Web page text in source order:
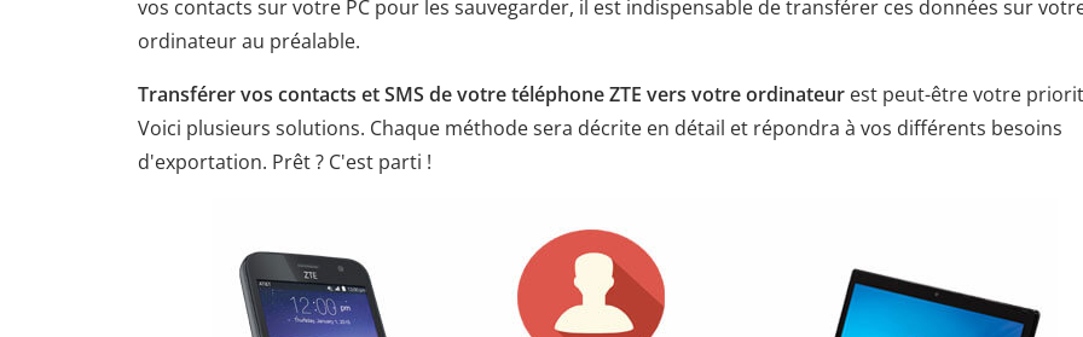
vos contacts sur votre PC pour les sauvegarder, il est indispensable de transférer ces données sur
ordinateur au préalable.
Transférer vos contacts et SMS de votre téléphone ZTE vers votre ordinateur est peut-être votre
Voici plusieurs solutions. Chaque méthode sera décrite en détail et répondra à vos différents besoins
d'exportation. Prêt ? C'est parti !